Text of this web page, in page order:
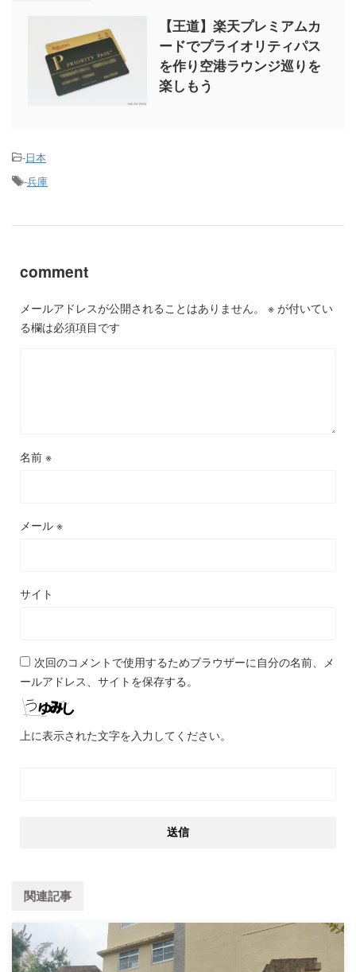
【王道】楽天プレミアムカ
ードでプライオリティパス
を作り空港ラウンジ巡りを
楽しもう
-日本
-兵庫
comment
メールアドレスが公開されることはありません。 ※ が付いてい
る欄は必須項目です
名前 ※
メール ※
サイト
次回のコメントで使用するためブラウザーに自分の名前、メ
ールアドレス、サイトを保存する。
上に表示された文字を入力してください。
関連記事